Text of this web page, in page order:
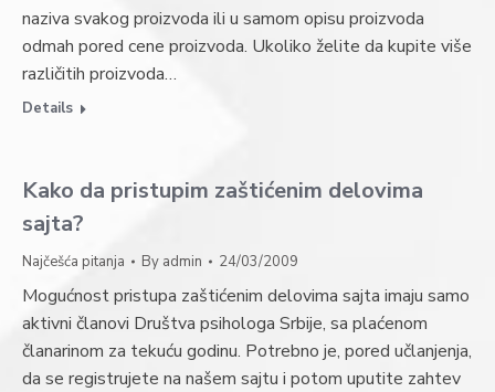
naziva svakog proizvoda ili u samom opisu proizvoda
odmah pored cene proizvoda. Ukoliko želite da kupite više
različitih proizvoda…
Details
Kako da pristupim zaštićenim delovima
sajta?
Najčešća pitanja By admin 24/03/2009
Mogućnost pristupa zaštićenim delovima sajta imaju samo
aktivni članovi Društva psihologa Srbije, sa plaćenom
članarinom za tekuću godinu. Potrebno je, pored učlanjenja,
da se registrujete na našem sajtu i potom uputite zahtev